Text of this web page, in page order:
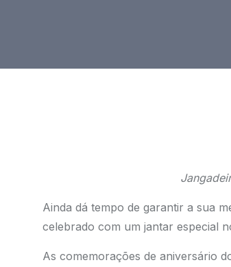
Ainda dá tempo de garantir a sua
celebrado com um jantar especial
As comemorações de aniversário